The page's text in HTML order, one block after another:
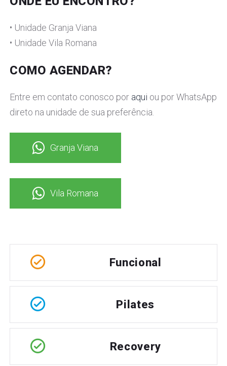
• Unidade Granja Viana
• Unidade Vila Romana
COMO AGENDAR?
Entre em contato conosco por aqui ou por WhatsApp
direto na unidade de sua preferência.
Granja Viana
Vila Romana
Funcional
Pilates
Recovery